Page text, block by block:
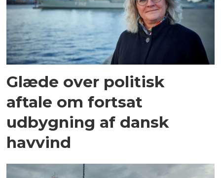
Glæde over politisk
aftale om fortsat
udbygning af dansk
havvind